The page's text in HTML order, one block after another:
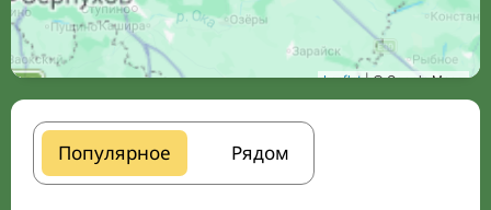
Leaflet| © Google Maps
Популярное Рядом